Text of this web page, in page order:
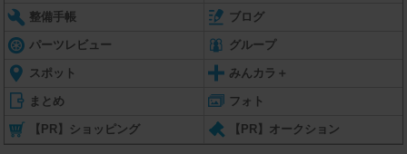
整備手帳 ブログ
パーツレビュー グループ
スポット みんカラ＋
まとめ フォト
【PR】ショッピング 【PR】オークション